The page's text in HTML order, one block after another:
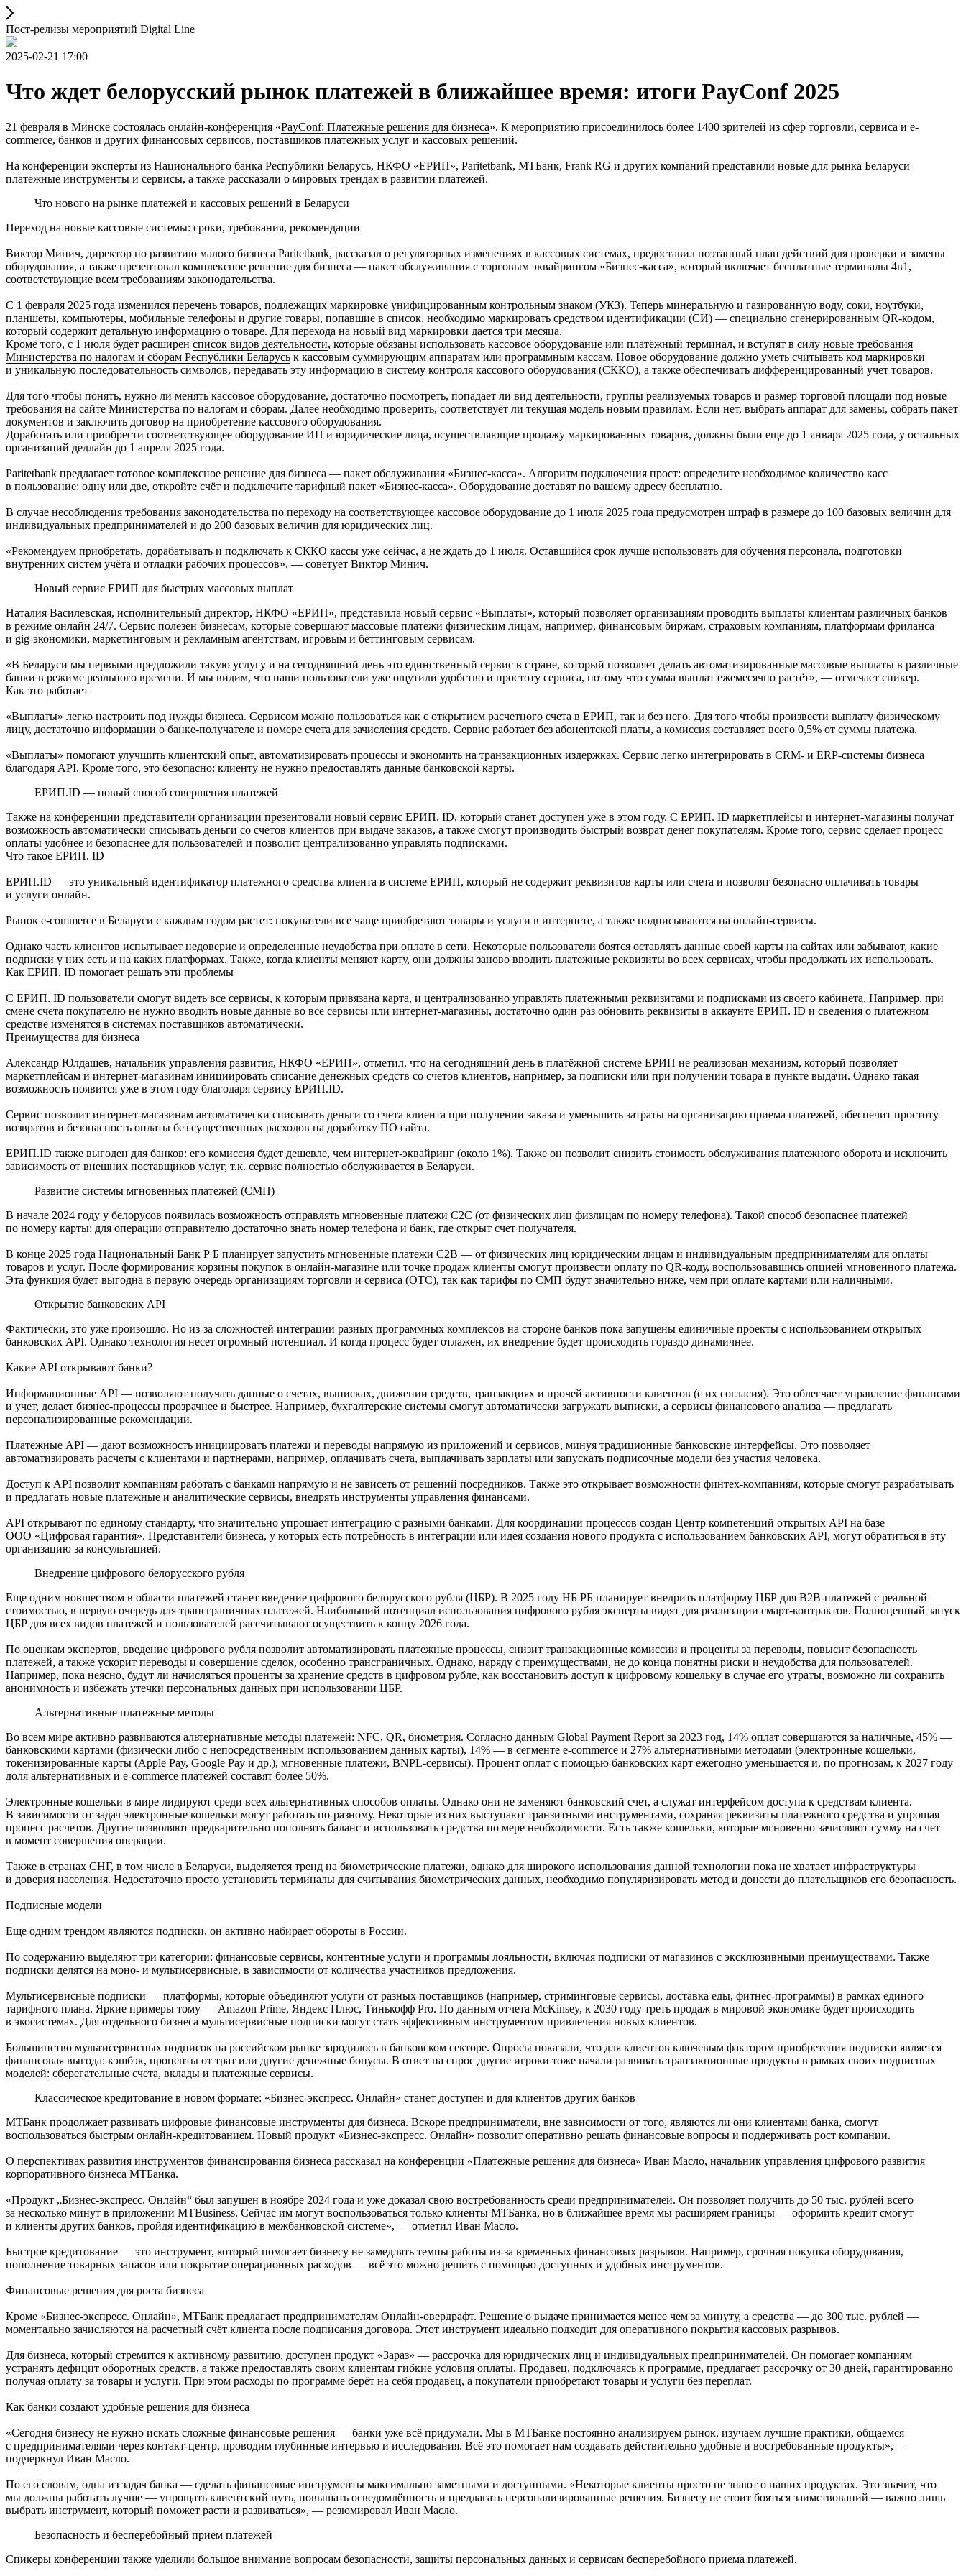
Пост-релизы мероприятий Digital Line
2025-02-21 17:00
Что ждет белорусский рынок платежей в ближайшее время: итоги PayConf 2025
21 февраля в Минске состоялась онлайн-конференция «PayConf: Платежные решения для бизнеса». К мероприятию присоединилось более 1400 зрителей из сфер торговли, сервиса и e-
commerce, банков и других финансовых сервисов, поставщиков платежных услуг и кассовых решений.
На конференции эксперты из Национального банка Республики Беларусь, НКФО «ЕРИП», Paritetbank, МТБанк, Frank RG и других компаний представили новые для рынка Беларуси
платежные инструменты и сервисы, а также рассказали о мировых трендах в развитии платежей.
Что нового на рынке платежей и кассовых решений в Беларуси
Переход на новые кассовые системы: сроки, требования, рекомендации
Виктор Минич, директор по развитию малого бизнеса Paritetbank, рассказал о регуляторных изменениях в кассовых системах, предоставил поэтапный план действий для проверки и замены
оборудования, а также презентовал комплексное решение для бизнеса — пакет обслуживания с торговым эквайрингом «Бизнес-касса», который включает бесплатные терминалы 4в1,
соответствующие всем требованиям законодательства.
С 1 февраля 2025 года изменился перечень товаров, подлежащих маркировке унифицированным контрольным знаком (УКЗ). Теперь минеральную и газированную воду, соки, ноутбуки,
планшеты, компьютеры, мобильные телефоны и другие товары, попавшие в список, необходимо маркировать средством идентификации (СИ) — специально сгенерированным QR-кодом,
который содержит детальную информацию о товаре. Для перехода на новый вид маркировки дается три месяца.
Кроме того, с 1 июля будет расширен список видов деятельности, которые обязаны использовать кассовое оборудование или платёжный терминал, и вступят в силу новые требования
Министерства по налогам и сборам Республики Беларусь к кассовым суммирующим аппаратам или программным кассам. Новое оборудование должно уметь считывать код маркировки
и уникальную последовательность символов, передавать эту информацию в систему контроля кассового оборудования (СККО), а также обеспечивать дифференцированный учет товаров.
Для того чтобы понять, нужно ли менять кассовое оборудование, достаточно посмотреть, попадает ли вид деятельности, группы реализуемых товаров и размер торговой площади под новые
требования на сайте Министерства по налогам и сборам. Далее необходимо проверить, соответствует ли текущая модель новым правилам. Если нет, выбрать аппарат для замены, собрать пакет
документов и заключить договор на приобретение кассового оборудования.
Доработать или приобрести соответствующее оборудование ИП и юридические лица, осуществляющие продажу маркированных товаров, должны были еще до 1 января 2025 года, у остальных
организаций дедлайн до 1 апреля 2025 года.
Paritetbank предлагает готовое комплексное решение для бизнеса — пакет обслуживания «Бизнес-касса». Алгоритм подключения прост: определите необходимое количество касс
в пользование: одну или две, откройте счёт и подключите тарифный пакет «Бизнес-касса». Оборудование доставят по вашему адресу бесплатно.
В случае несоблюдения требования законодательства по переходу на соответствующее кассовое оборудование до 1 июля 2025 года предусмотрен штраф в размере до 100 базовых величин для
индивидуальных предпринимателей и до 200 базовых величин для юридических лиц.
«Рекомендуем приобретать, дорабатывать и подключать к СККО кассы уже сейчас, а не ждать до 1 июля. Оставшийся срок лучше использовать для обучения персонала, подготовки
внутренних систем учёта и отладки рабочих процессов», — советует Виктор Минич.
Новый сервис ЕРИП для быстрых массовых выплат
Наталия Василевская, исполнительный директор, НКФО «ЕРИП», представила новый сервис «Выплаты», который позволяет организациям проводить выплаты клиентам различных банков
в режиме онлайн 24/7. Сервис полезен бизнесам, которые совершают массовые платежи физическим лицам, например, финансовым биржам, страховым компаниям, платформам фриланса
и gig-экономики, маркетинговым и рекламным агентствам, игровым и беттинговым сервисам.
«В Беларуси мы первыми предложили такую услугу и на сегодняшний день это единственный сервис в стране, который позволяет делать автоматизированные массовые выплаты в различные
банки в режиме реального времени. И мы видим, что наши пользователи уже ощутили удобство и простоту сервиса, потому что сумма выплат ежемесячно растёт», — отмечает спикер.
Как это работает
«Выплаты» легко настроить под нужды бизнеса. Сервисом можно пользоваться как с открытием расчетного счета в ЕРИП, так и без него. Для того чтобы произвести выплату физическому
лицу, достаточно информации о банке-получателе и номере счета для зачисления средств. Сервис работает без абонентской платы, а комиссия составляет всего 0,5% от суммы платежа.
«Выплаты» помогают улучшить клиентский опыт, автоматизировать процессы и экономить на транзакционных издержках. Сервис легко интегрировать в CRM- и ERP-системы бизнеса
благодаря API. Кроме того, это безопасно: клиенту не нужно предоставлять данные банковской карты.
ЕРИП.ID — новый способ совершения платежей
Также на конференции представители организации презентовали новый сервис ЕРИП. ID, который станет доступен уже в этом году. С ЕРИП. ID маркетплейсы и интернет-магазины получат
возможность автоматически списывать деньги со счетов клиентов при выдаче заказов, а также смогут производить быстрый возврат денег покупателям. Кроме того, сервис сделает процесс
оплаты удобнее и безопаснее для пользователей и позволит централизованно управлять подписками.
Что такое ЕРИП. ID
ЕРИП.ID — это уникальный идентификатор платежного средства клиента в системе ЕРИП, который не содержит реквизитов карты или счета и позволят безопасно оплачивать товары
и услуги онлайн.
Рынок e-commerce в Беларуси с каждым годом растет: покупатели все чаще приобретают товары и услуги в интернете, а также подписываются на онлайн-сервисы.
Однако часть клиентов испытывает недоверие и определенные неудобства при оплате в сети. Некоторые пользователи боятся оставлять данные своей карты на сайтах или забывают, какие
подписки у них есть и на каких платформах. Также, когда клиенты меняют карту, они должны заново вводить платежные реквизиты во всех сервисах, чтобы продолжать их использовать.
Как ЕРИП. ID помогает решать эти проблемы
С ЕРИП. ID пользователи смогут видеть все сервисы, к которым привязана карта, и централизованно управлять платежными реквизитами и подписками из своего кабинета. Например, при
смене счета покупателю не нужно вводить новые данные во все сервисы или интернет-магазины, достаточно один раз обновить реквизиты в аккаунте ЕРИП. ID и сведения о платежном
средстве изменятся в системах поставщиков автоматически.
Преимущества для бизнеса
Александр Юлдашев, начальник управления развития, НКФО «ЕРИП», отметил, что на сегодняшний день в платёжной системе ЕРИП не реализован механизм, который позволяет
маркетплейсам и интернет-магазинам инициировать списание денежных средств со счетов клиентов, например, за подписки или при получении товара в пункте выдачи. Однако такая
возможность появится уже в этом году благодаря сервису ЕРИП.ID.
Сервис позволит интернет-магазинам автоматически списывать деньги со счета клиента при получении заказа и уменьшить затраты на организацию приема платежей, обеспечит простоту
возвратов и безопасность оплаты без существенных расходов на доработку ПО сайта.
ЕРИП.ID также выгоден для банков: его комиссия будет дешевле, чем интернет-эквайринг (около 1%). Также он позволит снизить стоимость обслуживания платежного оборота и исключить
зависимость от внешних поставщиков услуг, т.к. сервис полностью обслуживается в Беларуси.
Развитие системы мгновенных платежей (СМП)
В начале 2024 году у белорусов появилась возможность отправлять мгновенные платежи С2С (от физических лиц физлицам по номеру телефона). Такой способ безопаснее платежей
по номеру карты: для операции отправителю достаточно знать номер телефона и банк, где открыт счет получателя.
В конце 2025 года Национальный Банк Р Б планирует запустить мгновенные платежи C2B — от физических лиц юридическим лицам и индивидуальным предпринимателям для оплаты
товаров и услуг. После формирования корзины покупок в онлайн-магазине или точке продаж клиенты смогут произвести оплату по QR-коду, воспользовавшись опцией мгновенного платежа.
Эта функция будет выгодна в первую очередь организациям торговли и сервиса (ОТС), так как тарифы по СМП будут значительно ниже, чем при оплате картами или наличными.
Открытие банковских API
Фактически, это уже произошло. Но из-за сложностей интеграции разных программных комплексов на стороне банков пока запущены единичные проекты с использованием открытых
банковских API. Однако технология несет огромный потенциал. И когда процесс будет отлажен, их внедрение будет происходить гораздо динамичнее.
Какие API открывают банки?
Информационные API — позволяют получать данные о счетах, выписках, движении средств, транзакциях и прочей активности клиентов (с их согласия). Это облегчает управление финансами
и учет, делает бизнес-процессы прозрачнее и быстрее. Например, бухгалтерские системы смогут автоматически загружать выписки, а сервисы финансового анализа — предлагать
персонализированные рекомендации.
Платежные API — дают возможность инициировать платежи и переводы напрямую из приложений и сервисов, минуя традиционные банковские интерфейсы. Это позволяет
автоматизировать расчеты с клиентами и партнерами, например, оплачивать счета, выплачивать зарплаты или запускать подписочные модели без участия человека.
Доступ к API позволит компаниям работать с банками напрямую и не зависеть от решений посредников. Также это открывает возможности финтех-компаниям, которые смогут разрабатывать
и предлагать новые платежные и аналитические сервисы, внедрять инструменты управления финансами.
API открывают по единому стандарту, что значительно упрощает интеграцию с разными банками. Для координации процессов создан Центр компетенций открытых API на базе
ООО «Цифровая гарантия». Представители бизнеса, у которых есть потребность в интеграции или идея создания нового продукта с использованием банковских API, могут обратиться в эту
организацию за консультацией.
Внедрение цифрового белорусского рубля
Еще одним новшеством в области платежей станет введение цифрового белорусского рубля (ЦБР). В 2025 году НБ РБ планирует внедрить платформу ЦБР для B2B-платежей с реальной
стоимостью, в первую очередь для трансграничных платежей. Наибольший потенциал использования цифрового рубля эксперты видят для реализации смарт-контрактов. Полноценный запуск
ЦБР для всех видов платежей и пользователей рассчитывают осуществить к концу 2026 года.
По оценкам экспертов, введение цифрового рубля позволит автоматизировать платежные процессы, снизит транзакционные комиссии и проценты за переводы, повысит безопасность
платежей, а также ускорит переводы и совершение сделок, особенно трансграничных. Однако, наряду с преимуществами, не до конца понятны риски и неудобства для пользователей.
Например, пока неясно, будут ли начисляться проценты за хранение средств в цифровом рубле, как восстановить доступ к цифровому кошельку в случае его утраты, возможно ли сохранить
анонимность и избежать утечки персональных данных при использовании ЦБР.
Альтернативные платежные методы
Во всем мире активно развиваются альтернативные методы платежей: NFC, QR, биометрия. Согласно данным Global Payment Report за 2023 год, 14% оплат совершаются за наличные, 45% —
банковскими картами (физически либо с непосредственным использованием данных карты), 14% — в сегменте e-commerce и 27% альтернативными методами (электронные кошельки,
токенизированные карты (Apple Pay, Google Pay и др.), мгновенные платежи, BNPL-сервисы). Процент оплат с помощью банковских карт ежегодно уменьшается и, по прогнозам, к 2027 году
доля альтернативных и e-commerce платежей составят более 50%.
Электронные кошельки в мире лидируют среди всех альтернативных способов оплаты. Однако они не заменяют банковский счет, а служат интерфейсом доступа к средствам клиента.
В зависимости от задач электронные кошельки могут работать по-разному. Некоторые из них выступают транзитными инструментами, сохраняя реквизиты платежного средства и упрощая
процесс расчетов. Другие позволяют предварительно пополнять баланс и использовать средства по мере необходимости. Есть также кошельки, которые мгновенно зачисляют сумму на счет
в момент совершения операции.
Также в странах СНГ, в том числе в Беларуси, выделяется тренд на биометрические платежи, однако для широкого использования данной технологии пока не хватает инфраструктуры
и доверия населения. Недостаточно просто установить терминалы для считывания биометрических данных, необходимо популяризировать метод и донести до плательщиков его безопасность.
Подписные модели
Еще одним трендом являются подписки, он активно набирает обороты в России.
По содержанию выделяют три категории: финансовые сервисы, контентные услуги и программы лояльности, включая подписки от магазинов с эксклюзивными преимуществами. Также
подписки делятся на моно- и мультисервисные, в зависимости от количества участников предложения.
Мультисервисные подписки — платформы, которые объединяют услуги от разных поставщиков (например, стриминговые сервисы, доставка еды, фитнес-программы) в рамках единого
тарифного плана. Яркие примеры тому — Amazon Prime, Яндекс Плюс, Тинькофф Pro. По данным отчета McKinsey, к 2030 году треть продаж в мировой экономике будет происходить
в экосистемах. Для отдельного бизнеса мультисервисные подписки могут стать эффективным инструментом привлечения новых клиентов.
Большинство мультисервисных подписок на российском рынке зародилось в банковском секторе. Опросы показали, что для клиентов ключевым фактором приобретения подписки является
финансовая выгода: кэшбэк, проценты от трат или другие денежные бонусы. В ответ на спрос другие игроки тоже начали развивать транзакционные продукты в рамках своих подписных
моделей: сберегательные счета, вклады и платежные сервисы.
Классическое кредитование в новом формате: «Бизнес-экспресс. Онлайн» станет доступен и для клиентов других банков
МТБанк продолжает развивать цифровые финансовые инструменты для бизнеса. Вскоре предприниматели, вне зависимости от того, являются ли они клиентами банка, смогут
воспользоваться быстрым онлайн-кредитованием. Новый продукт «Бизнес-экспресс. Онлайн» позволит оперативно решать финансовые вопросы и поддерживать рост компании.
О перспективах развития инструментов финансирования бизнеса рассказал на конференции «Платежные решения для бизнеса» Иван Масло, начальник управления цифрового развития
корпоративного бизнеса МТБанка.
«Продукт „Бизнес-экспресс. Онлайн“ был запущен в ноябре 2024 года и уже доказал свою востребованность среди предпринимателей. Он позволяет получить до 50 тыс. рублей всего
за несколько минут в приложении MTBusiness. Сейчас им могут воспользоваться только клиенты МТБанка, но в ближайшее время мы расширяем границы — оформить кредит смогут
и клиенты других банков, пройдя идентификацию в межбанковской системе», — отметил Иван Масло.
Быстрое кредитование — это инструмент, который помогает бизнесу не замедлять темпы работы из-за временных финансовых разрывов. Например, срочная покупка оборудования,
пополнение товарных запасов или покрытие операционных расходов — всё это можно решить с помощью доступных и удобных инструментов.
Финансовые решения для роста бизнеса
Кроме «Бизнес-экспресс. Онлайн», МТБанк предлагает предпринимателям Онлайн-овердрафт. Решение о выдаче принимается менее чем за минуту, а средства — до 300 тыс. рублей —
моментально зачисляются на расчетный счёт клиента после подписания договора. Этот инструмент идеально подходит для оперативного покрытия кассовых разрывов.
Для бизнеса, который стремится к активному развитию, доступен продукт «Зараз» — рассрочка для юридических лиц и индивидуальных предпринимателей. Он помогает компаниям
устранять дефицит оборотных средств, а также предоставлять своим клиентам гибкие условия оплаты. Продавец, подключаясь к программе, предлагает рассрочку от 30 дней, гарантированно
получая оплату за товары и услуги. При этом расходы по программе берёт на себя продавец, а покупатели приобретают товары и услуги без переплат.
Как банки создают удобные решения для бизнеса
«Сегодня бизнесу не нужно искать сложные финансовые решения — банки уже всё придумали. Мы в МТБанке постоянно анализируем рынок, изучаем лучшие практики, общаемся
с предпринимателями через контакт-центр, проводим глубинные интервью и исследования. Всё это помогает нам создавать действительно удобные и востребованные продукты», —
подчеркнул Иван Масло.
По его словам, одна из задач банка — сделать финансовые инструменты максимально заметными и доступными. «Некоторые клиенты просто не знают о наших продуктах. Это значит, что
мы должны работать лучше — упрощать клиентский путь, повышать осведомлённость и предлагать персонализированные решения. Бизнесу не стоит бояться заимствований — важно лишь
выбрать инструмент, который поможет расти и развиваться», — резюмировал Иван Масло.
Безопасность и бесперебойный прием платежей
Спикеры конференции также уделили большое внимание вопросам безопасности, защиты персональных данных и сервисам бесперебойного приема платежей.